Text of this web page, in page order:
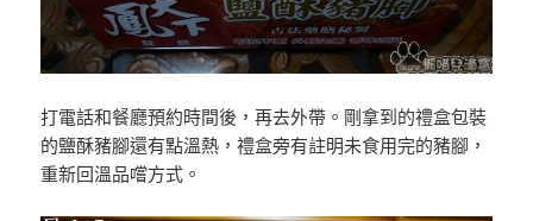
打電話和餐廳預約時間後，再去外帶。剛拿到的禮盒包裝
的鹽酥豬腳還有點溫熱，禮盒旁有註明未食用完的豬腳，
重新回溫品嚐方式。